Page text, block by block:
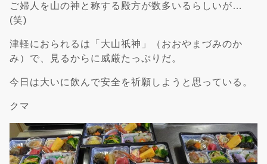
ご婦人を山の神と称する殿方が数多いるらしいが…
(笑)
津軽におられるは「大山祇神」（おおやまづみのか
み）で、見るからに威厳たっぷりだ。
今日は大いに飲んで安全を祈願しようと思っている。
クマ